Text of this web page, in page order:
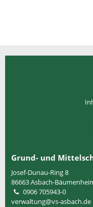
Grund- und
Josef-Dunau-Ring 8
86663Asbach-
0906 705943-0
verwaltung@vs-asbach.de